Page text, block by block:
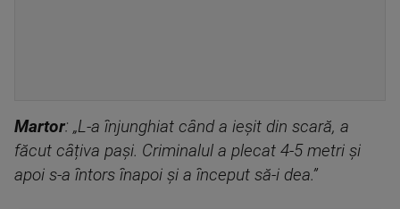
Martor: „L-a înjunghiat când a ieșit din scară, a
făcut câțiva pași. Criminalul a plecat 4-5 metri și
apoi s-a întors înapoi și a început să-i dea.”